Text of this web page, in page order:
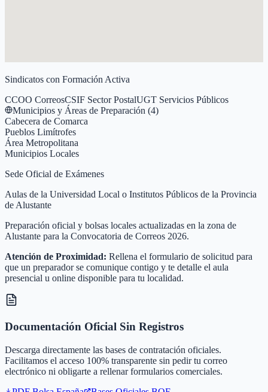
Sindicatos con Formación Activa
CCOO CorreosCSIF Sector PostalUGT Servicios Públicos
Municipios y Áreas de Preparación (4)
Cabecera de Comarca
Pueblos Limítrofes
Área Metropolitana
Municipios Locales
Sede Oficial de Exámenes
Aulas de la Universidad Local o Institutos Públicos de la Provincia
de Alustante
Preparación oficial y bolsas locales actualizadas en la zona de
Alustante para la Convocatoria de Correos 2026.
Atención de Proximidad: Rellena el formulario de solicitud para
que un preparador se comunique contigo y te detalle el aula
presencial u online disponible para tu localidad.
Documentación Oficial Sin Registros
Descarga directamente las bases de contratación oficiales.
Facilitamos el acceso 100% transparente sin pedir tu correo
electrónico ni obligarte a rellenar formularios comerciales.